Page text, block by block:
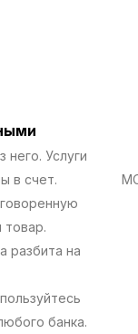
Услуги
в счет.
товар.
разбита на
банка.